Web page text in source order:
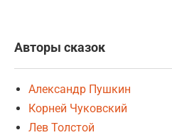
Авторы сказок
Александр Пушкин
Корней Чуковский
Лев Толстой